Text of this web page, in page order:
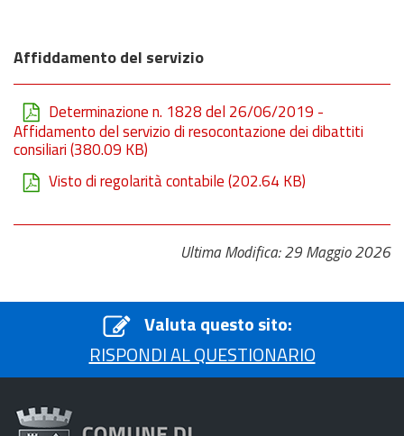
Affiddamento del servizio
Determinazione n. 1828 del 26/06/2019 -
Affidamento del servizio di resocontazione dei dibattiti
consiliari(380.09 KB)
Visto di regolarità contabile(202.64 KB)
Ultima Modifica: 29 Maggio 2026
Valuta questo sito:
RISPONDI AL QUESTIONARIO